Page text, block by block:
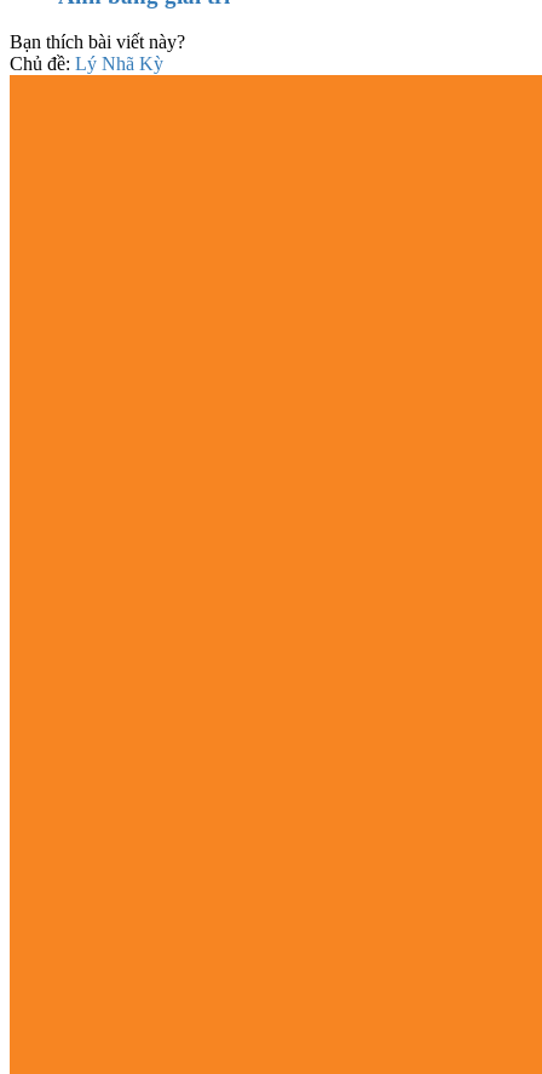
Bạn thích bài viết này?
Chủ đề: Lý Nhã Kỳ